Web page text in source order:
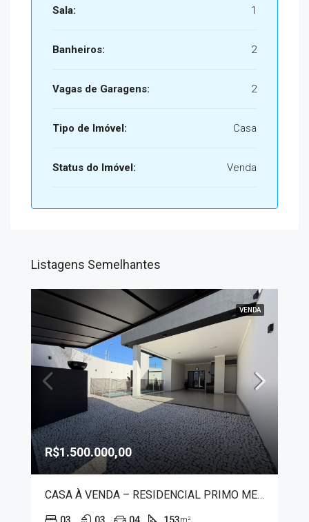
Sala: 1
Banheiros: 2
Vagas de Garagens: 2
Tipo de Imóvel: Casa
Status do Imóvel: Venda
Listagens Semelhantes
VENDA
R$1.500.000,00
CASA À VENDA – RESIDENCIAL PRIMO MENEGUETTI II
03 03 04 153m²